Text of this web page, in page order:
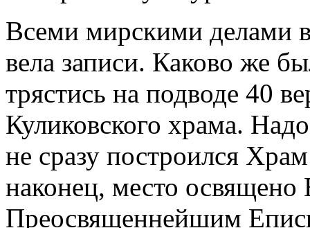
Всеми мирскими делами в
вела записи. Каково же
трястись на подводе 40
Куликовского храма.
не сразу построился
наконец, место
Преосвященнейшим